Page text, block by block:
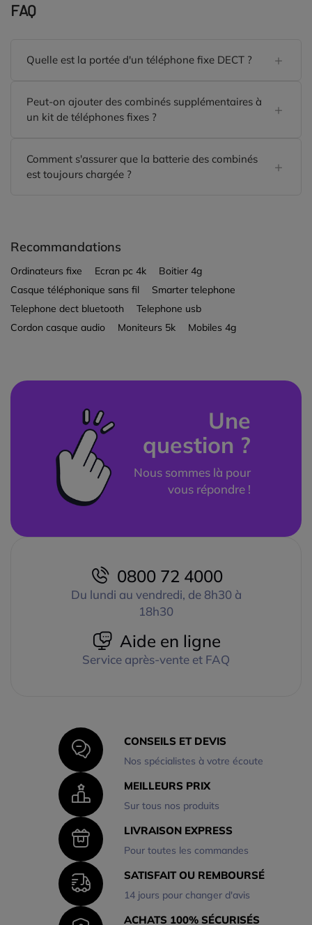
FAQ
Quelle est la portée d'un téléphone fixe DECT ?
Peut-on ajouter des combinés supplémentaires à
un kit de téléphones fixes ?
Comment s'assurer que la batterie des combinés
est toujours chargée ?
Recommandations
Ordinateurs fixe Ecran pc 4k
Boitier 4g
Casque téléphonique sans fil
Smarter telephone
Telephone dect bluetooth
Telephone usb
Cordon casque audio
Moniteurs 5k Mobiles 4g
Une
question ?
Nous sommes là pour
vous répondre !
0800 72 4000
Du lundi au vendredi, de 8h30 à
18h30
Aide en ligne
Service après-vente et FAQ
CONSEILS ET DEVIS
Nos spécialistes à votre écoute
MEILLEURS PRIX
Sur tous nos produits
LIVRAISON EXPRESS
Pour toutes les commandes
SATISFAIT OU REMBOURSÉ
14 jours pour changer d'avis
ACHATS 100% SÉCURISÉS